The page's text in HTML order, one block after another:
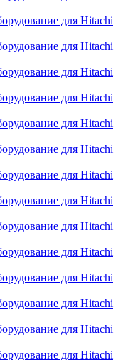
для Hitachi
для Hitachi
для Hitachi
для Hitachi
для Hitachi
для Hitachi
для Hitachi
для Hitachi
для Hitachi
для Hitachi
для Hitachi
для Hitachi
для Hitachi
для Hitachi